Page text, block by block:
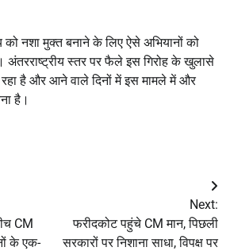
को नशा मुक्त बनाने के लिए ऐसे अभियानों को
अंतरराष्ट्रीय स्तर पर फैले इस गिरोह के खुलासे
है और आने वाले दिनों में इस मामले में और
है।
CM
के एक-
Next:
फरीदकोट पहुंचे CM मान, पिछली
सरकारों पर निशाना साधा, विपक्ष पर